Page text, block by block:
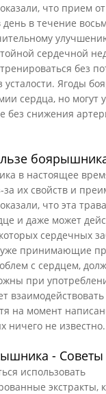
что прием
день в течение
сердечной
без
усталости. Ягоды
сердца, но могут
без снижения
в настоящее
их свойств и
что эта
и даже может
сердечных
принимающие
с сердцем,
при
на момент
ничего не известно.
- Советы
использовать
экстракты,